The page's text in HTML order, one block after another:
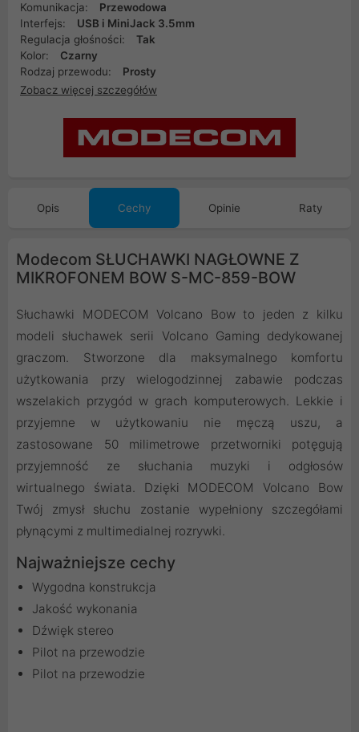
Komunikacja:
Przewodowa
Interfejs:
USB i MiniJack 3.5mm
Regulacja głośności:
Tak
Kolor:
Czarny
Rodzaj przewodu:
Prosty
Zobacz więcej szczegółów
Opis Cechy Opinie Raty
Modecom SŁUCHAWKI NAGŁOWNE Z
MIKROFONEM BOW S-MC-859-BOW
Słuchawki MODECOM Volcano Bow to jeden z kilku
modeli słuchawek serii Volcano Gaming dedykowanej
graczom. Stworzone dla maksymalnego komfortu
użytkowania przy wielogodzinnej zabawie podczas
wszelakich przygód w grach komputerowych. Lekkie i
przyjemne w użytkowaniu nie męczą uszu, a
zastosowane 50 milimetrowe przetworniki potęgują
przyjemność ze słuchania muzyki i odgłosów
wirtualnego świata. Dzięki MODECOM Volcano Bow
Twój zmysł słuchu zostanie wypełniony szczegółami
płynącymi z multimedialnej rozrywki.
Najważniejsze cechy
Wygodna konstrukcja
Jakość wykonania
Dźwięk stereo
Pilot na przewodzie
Pilot na przewodzie